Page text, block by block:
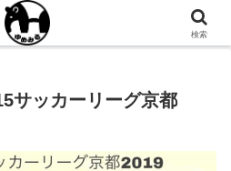
るオフィシャルサイト
サッカーリーグ京都
検索